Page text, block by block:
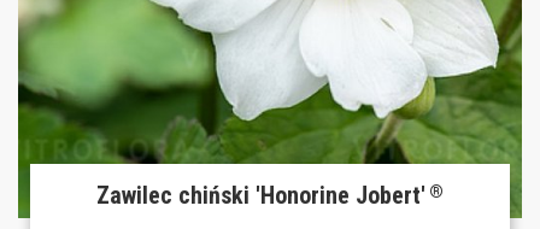
Zawilec chiński 'Honorine Jobert' ®